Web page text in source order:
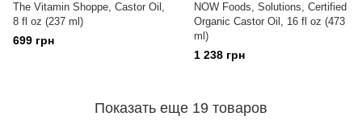
The Vitamin Shoppe, Castor Oil,
8 fl oz (237 ml)
699 грн
NOW Foods, Solutions, Certified
Organic Castor Oil, 16 fl oz (473
ml)
1 238 грн
Показать еще 19 товаров